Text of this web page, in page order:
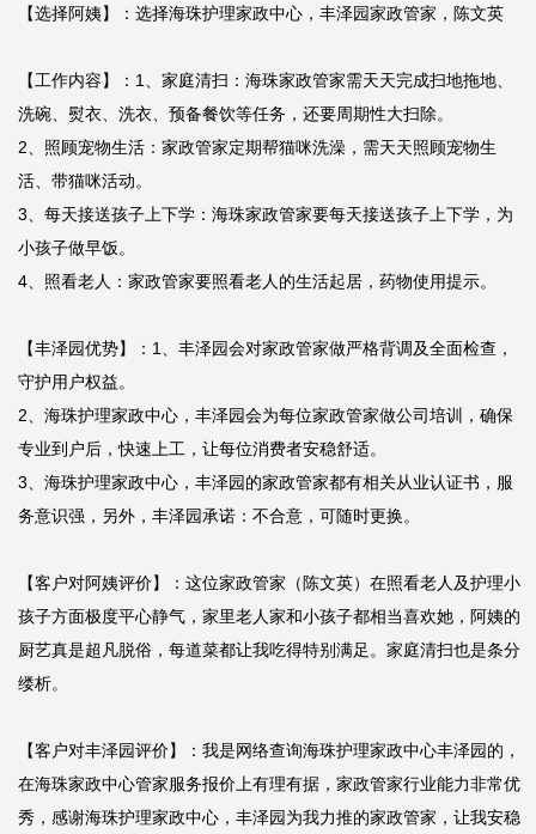
【选择阿姨】：选择海珠护理家政中心，丰泽园家政管家，陈文英
【工作内容】：1、家庭清扫：海珠家政管家需天天完成扫地拖地、
洗碗、熨衣、洗衣、预备餐饮等任务，还要周期性大扫除。
2、照顾宠物生活：家政管家定期帮猫咪洗澡，需天天照顾宠物生
活、带猫咪活动。
3、每天接送孩子上下学：海珠家政管家要每天接送孩子上下学，为
小孩子做早饭。
4、照看老人：家政管家要照看老人的生活起居，药物使用提示。
【丰泽园优势】：1、丰泽园会对家政管家做严格背调及全面检查，
守护用户权益。
2、海珠护理家政中心，丰泽园会为每位家政管家做公司培训，确保
专业到户后，快速上工，让每位消费者安稳舒适。
3、海珠护理家政中心，丰泽园的家政管家都有相关从业认证书，服
务意识强，另外，丰泽园承诺：不合意，可随时更换。
【客户对阿姨评价】：这位家政管家（陈文英）在照看老人及护理小
孩子方面极度平心静气，家里老人家和小孩子都相当喜欢她，阿姨的
厨艺真是超凡脱俗，每道菜都让我吃得特别满足。家庭清扫也是条分
缕析。
【客户对丰泽园评价】：我是网络查询海珠护理家政中心丰泽园的，
在海珠家政中心管家服务报价上有理有据，家政管家行业能力非常优
秀，感谢海珠护理家政中心，丰泽园为我力推的家政管家，让我安稳